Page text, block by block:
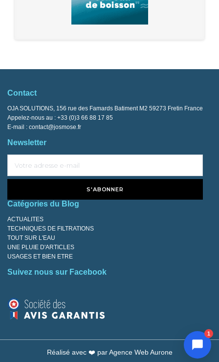
Contact
OJA SOLUTIONS, 156 rue des Famards Batiment M2 59273 Fretin France
Appelez-nous au : +33 (0)3 66 88 17 85
E-mail : contact@josmose.fr
Newsletter
S'ABONNER
Catégories du Blog
ACTUALITES
TECHNIQUES DE FILTRATIONS
TOUT SUR L'EAU
UNE PLUIE D'ARTICLES
USAGES ET BIEN ETRE
Suivez nous sur Facebook
Réalisé avec ❤️ parAgence Web Aurone
1